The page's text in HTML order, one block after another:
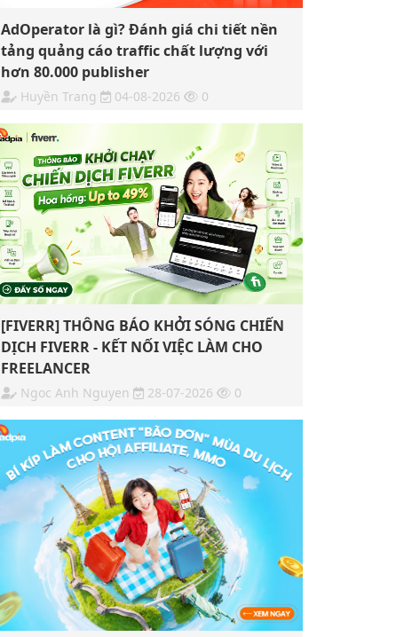
AdOperator là gì? Đánh giá chi tiết nền
tảng quảng cáo traffic chất lượng với
hơn 80.000 publisher
Huyền Trang 04-08-2026 0
[FIVERR] THÔNG BÁO KHỞI SÓNG CHIẾN
DỊCH FIVERR - KẾT NỐI VIỆC LÀM CHO
FREELANCER
Ngoc Anh Nguyen 28-07-2026 0